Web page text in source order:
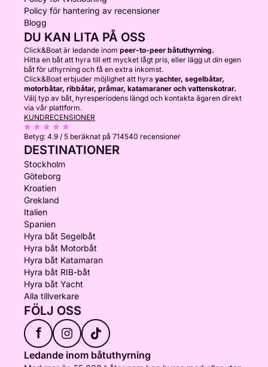
Policy för hantering av recensioner
Blogg
DU KAN LITA PÅ OSS
Click&Boat är ledande inom peer-to-peer båtuthyrning.
Hitta en båt att hyra till ett mycket lågt pris, eller lägg ut din egen
båt för uthyrning och få en extra inkomst.
Click&Boat erbjuder möjlighet att hyra yachter, segelbåtar,
motorbåtar, ribbåtar, pråmar, katamaraner och vattenskotrar.
Välj typ av båt, hyresperiodens längd och kontakta ägaren direkt
via vår plattform.
KUNDRECENSIONER
Betyg: 4.9 / 5 beräknat på 714540 recensioner
DESTINATIONER
Stockholm
Göteborg
Kroatien
Grekland
Italien
Spanien
Hyra båt Segelbåt
Hyra båt Motorbåt
Hyra båt Katamaran
Hyra båt RIB-båt
Hyra båt Yacht
Alla tillverkare
FÖLJ OSS
f
Ledande inom båtuthyrning